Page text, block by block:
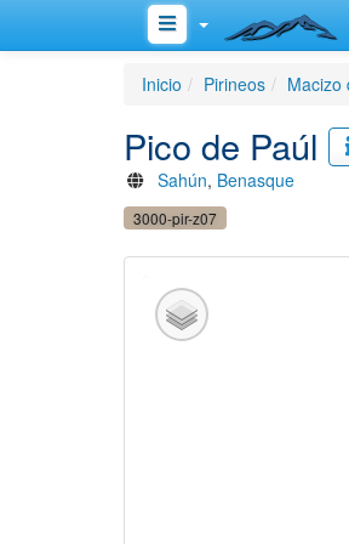
Inicio Pirineos Macizo
Pico de Paúl
Sahún, Benasque
3000-pir-z07